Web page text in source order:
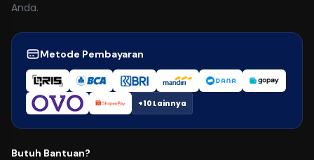
Anda.
Metode Pembayaran
+10 Lainnya
Butuh Bantuan?